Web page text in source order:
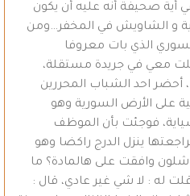
أية صحيفة أنه عليه أن يكون
و الشاويش في المخفر…ومن
الذي بات معروفا
معي في جريدة مستقلة،
أحضر احد الشباب المحررين
على الأرض السورية وهو
فوجئت بأن الموظف
ينزل الدرج راكضا وهو
شلون وافقت على هالمادة؟ ما
له : لا شي غير عادي، قال :